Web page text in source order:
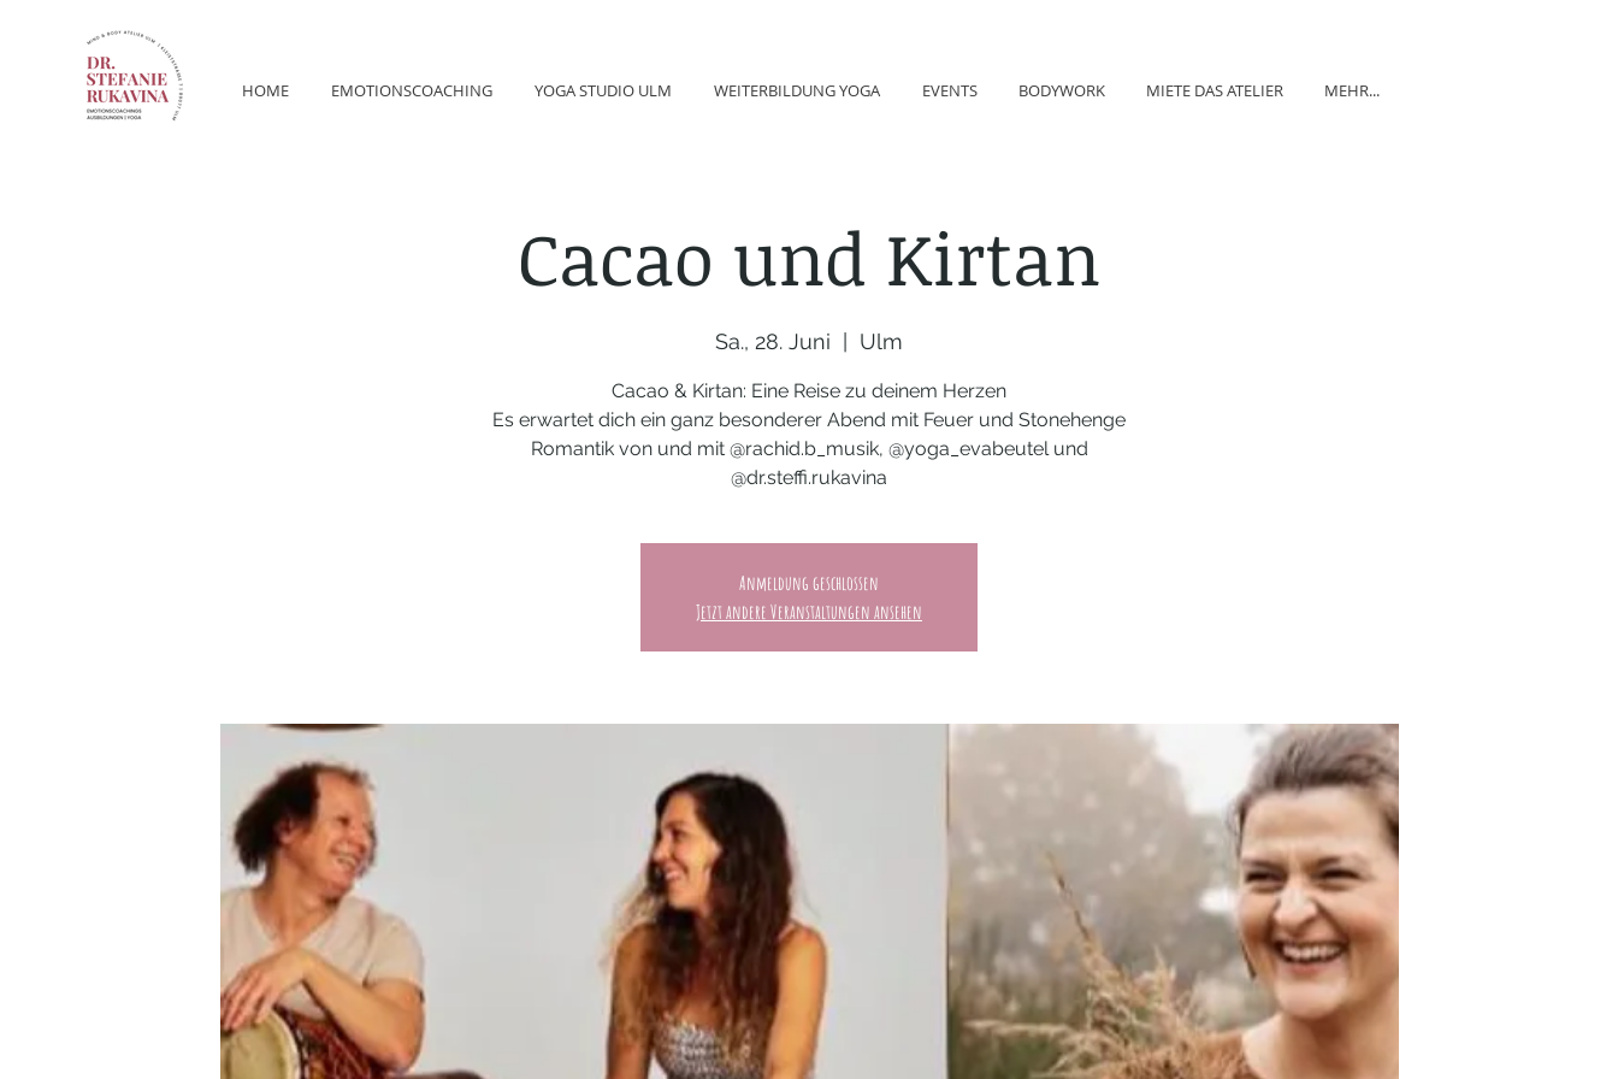
HOME EMOTIONSCOACHING YOGA STUDIO ULM WEITERBILDUNG YOGA EVENTS BODYWORK MIETE DAS ATELIER MEHR...
Cacao und Kirtan
Sa., 28. Juni Ulm
Cacao & Kirtan: Eine Reise zu deinem Herzen
Es erwartet dich ein ganz besonderer Abend mit Feuer und Stonehenge
Romantik von und mit @rachid.b_musik, @yoga_evabeutel und
Anmeldung geschlossen
Jetzt andere Veranstaltungen ansehen